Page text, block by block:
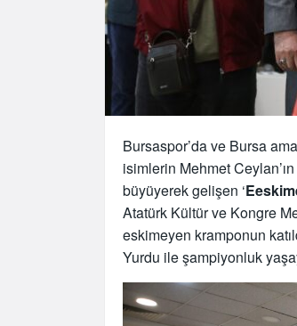
Bursaspor’da ve Bursa
isimlerin Mehmet
büyüyerek gelişen ‘
Atatürk Kültür ve Kongre
eskimeyen kramponun
Yurdu ile şampiyonluk